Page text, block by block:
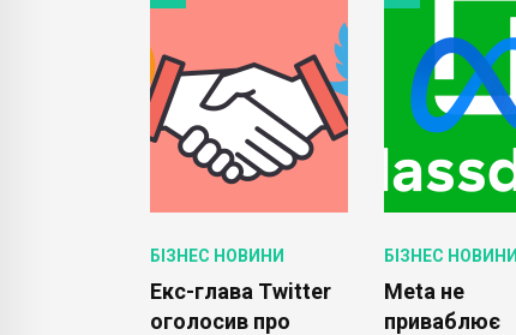
БІЗНЕС НОВИНИ
Екс-глава Twitter
оголосив про
БІЗНЕС НОВИНИ
Meta не
приваблює